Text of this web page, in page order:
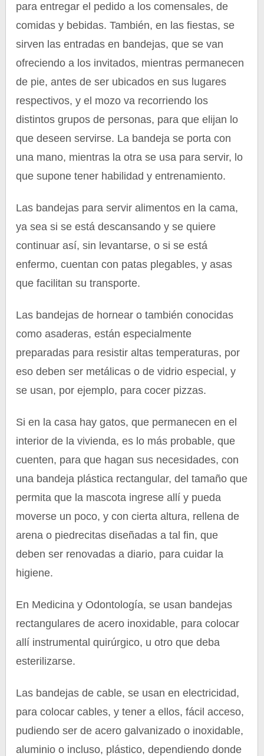
para entregar el pedido a los comensales, de
comidas y bebidas. También, en las fiestas, se
sirven las entradas en bandejas, que se van
ofreciendo a los invitados, mientras permanecen
de pie, antes de ser ubicados en sus lugares
respectivos, y el mozo va recorriendo los
distintos grupos de personas, para que elijan lo
que deseen servirse. La bandeja se porta con
una mano, mientras la otra se usa para servir, lo
que supone tener habilidad y entrenamiento.
Las bandejas para servir alimentos en la cama,
ya sea si se está descansando y se quiere
continuar así, sin levantarse, o si se está
enfermo, cuentan con patas plegables, y asas
que facilitan su transporte.
Las bandejas de hornear o también conocidas
como asaderas, están especialmente
preparadas para resistir altas temperaturas, por
eso deben ser metálicas o de vidrio especial, y
se usan, por ejemplo, para cocer pizzas.
Si en la casa hay gatos, que permanecen en el
interior de la vivienda, es lo más probable, que
cuenten, para que hagan sus necesidades, con
una bandeja plástica rectangular, del tamaño que
permita que la mascota ingrese allí y pueda
moverse un poco, y con cierta altura, rellena de
arena o piedrecitas diseñadas a tal fin, que
deben ser renovadas a diario, para cuidar la
higiene.
En Medicina y Odontología, se usan bandejas
rectangulares de acero inoxidable, para colocar
allí instrumental quirúrgico, u otro que deba
esterilizarse.
Las bandejas de cable, se usan en electricidad,
para colocar cables, y tener a ellos, fácil acceso,
pudiendo ser de acero galvanizado o inoxidable,
aluminio o incluso, plástico, dependiendo donde